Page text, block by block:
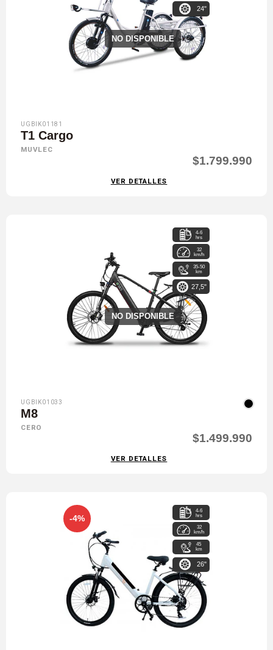
NO DISPONIBLE
24"
UGBIK01181
T1 Cargo
MUVLEC
$1.799.990
VER DETALLES
NO DISPONIBLE
4-6
hrs
32
km/h
35-50
km
27,5"
UGBIK01033
M8
CERO
$1.499.990
VER DETALLES
-4%
4-6
hrs
32
km/h
45
km
26"